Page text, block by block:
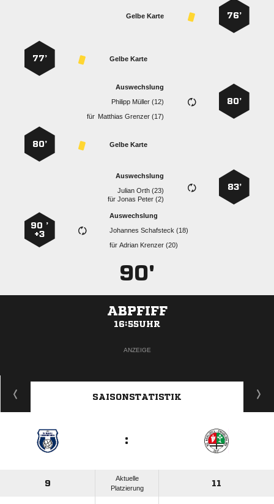
76’
Gelbe Karte
Gelbe Karte
77’
80’
Auswechslung
  
für   
Gelbe Karte
80’
83’
Auswechslung
  
für  
Auswechslung
  
für  
90 ’
+3
90'
ABPFIFF
16:55UHR
ANZEIGE
SAISONSTATISTIK
:
9
Aktuelle
Platzierung
11